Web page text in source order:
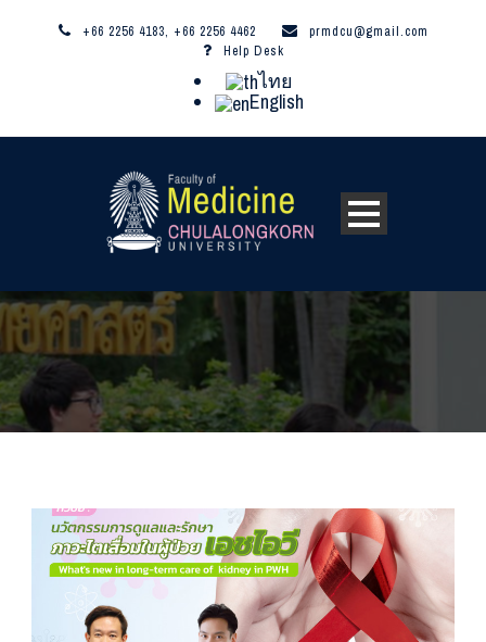
+66 2256 4183, +66 2256 4462
prmdcu@gmail.com
Help Desk
ไทย
English